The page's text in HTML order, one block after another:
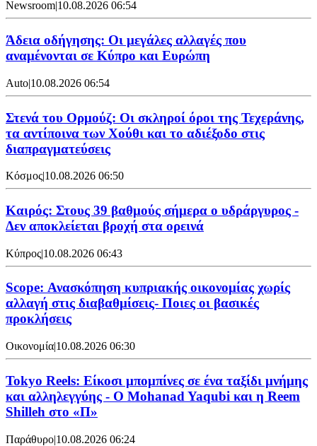
Newsroom|10.08.2026 06:54
Άδεια οδήγησης: Οι μεγάλες αλλαγές που
αναμένονται σε Κύπρο και Ευρώπη
Auto|10.08.2026 06:54
Στενά του Ορμούζ: Οι σκληροί όροι της Τεχεράνης,
τα αντίποινα των Χούθι και το αδιέξοδο στις
διαπραγματεύσεις
Κόσμος|10.08.2026 06:50
Καιρός: Στους 39 βαθμούς σήμερα ο υδράργυρος -
Δεν αποκλείεται βροχή στα ορεινά
Κύπρος|10.08.2026 06:43
Scope: Ανασκόπηση κυπριακής οικονομίας χωρίς
αλλαγή στις διαβαθμίσεις- Ποιες οι βασικές
προκλήσεις
Οικονομία|10.08.2026 06:30
Tokyo Reels: Είκοσι μπομπίνες σε ένα ταξίδι μνήμης
και αλληλεγγύης - Ο Mohanad Yaqubi και η Reem
Shilleh στο «Π»
Παράθυρο|10.08.2026 06:24